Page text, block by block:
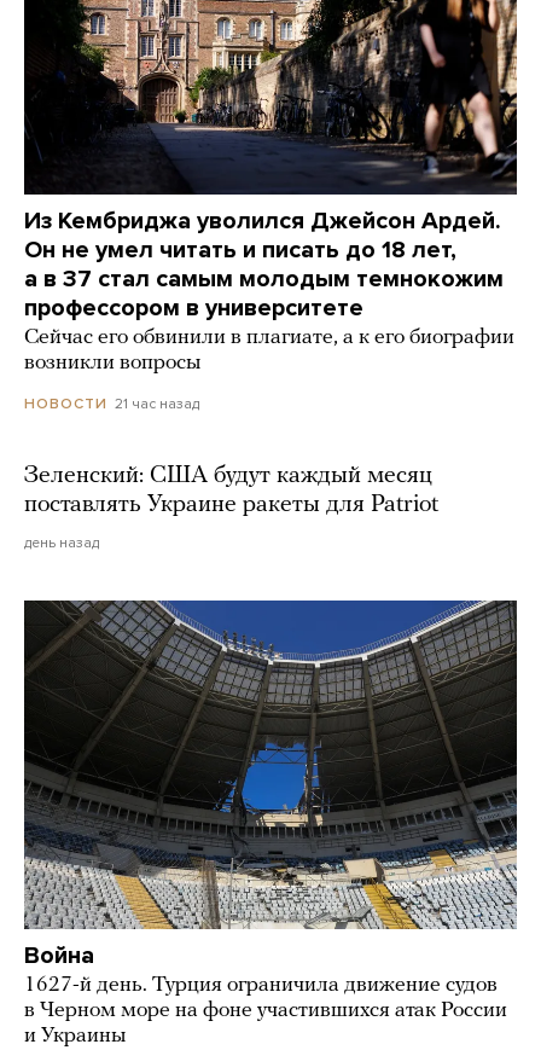
Из Кембриджа уволился Джейсон Ардей.
Он не умел читать и писать до 18 лет,
а в 37 стал самым молодым темнокожим
профессором в университете
Сейчас его обвинили в плагиате, а к его биографии
возникли вопросы
НОВОСТИ 21 час назад
Зеленский: США будут каждый месяц
поставлять Украине ракеты для Patriot
день назад
Война
1627-й день. Турция ограничила движение судов
в Черном море на фоне участившихся атак России
и Украины